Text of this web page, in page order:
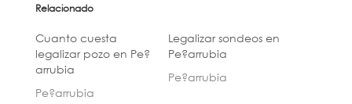
Relacionado
Cuanto cuesta
legalizar pozo en Pe?
arrubia
Pe?arrubia
Legalizar sondeos en
Pe?arrubia
Pe?arrubia